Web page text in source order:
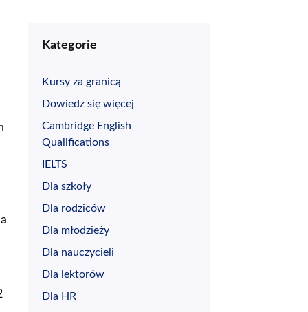
Kategorie
Kursy za granicą
Dowiedz się więcej
Cambridge English
Qualifications
IELTS
Dla szkoły
Dla rodziców
Dla młodzieży
Dla nauczycieli
Dla lektorów
Dla HR